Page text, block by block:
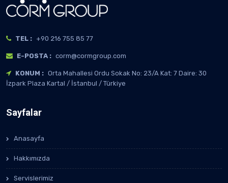
TEL : +90 216 755 85 77
E-POSTA : corm@cormgroup.com
KONUM : Orta Mahallesi Ordu Sokak No: 23/A Kat: 7 Daire: 30
İzpark Plaza Kartal / İstanbul / Türkiye
Sayfalar
Anasayfa
Hakkımızda
Servislerimiz